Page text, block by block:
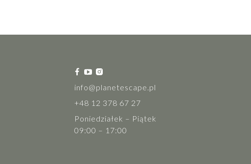
info@planetescape.pl
+48 12 378 67 27
Poniedziałek – Piątek
09:00 – 17:00